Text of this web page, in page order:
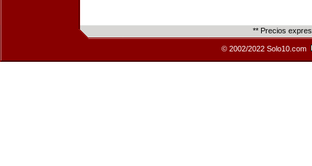
** Precios
© 2002/2022 Solo10.com